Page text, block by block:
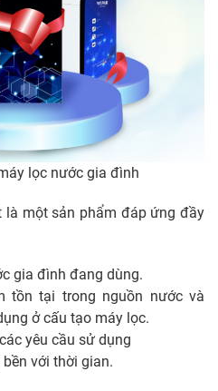
lọc nước gia đình
là một sản phẩm đáp ứng đầy
gia đình đang dùng.
tồn tại trong nguồn nước và
ở cấu tạo máy lọc.
yêu cầu sử dụng
với thời gian.